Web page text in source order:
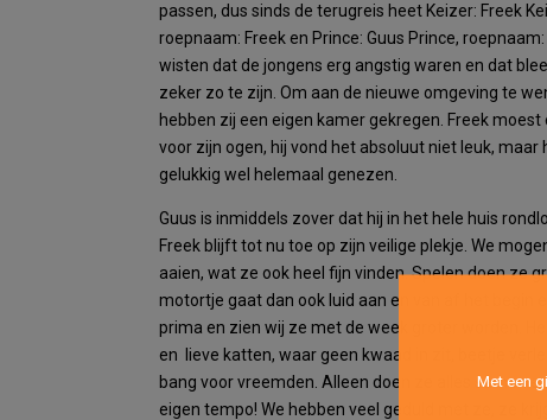
passen, dus sinds de terugreis heet Keizer: Freek
roepnaam: Freek en Prince: Guus Prince, roepnaam:
wisten dat de jongens erg angstig waren en dat
zeker zo te zijn. Om aan de nieuwe omgeving te
hebben zij een eigen kamer gekregen. Freek moest
voor zijn ogen, hij vond het absoluut niet leuk, maar
gelukkig wel helemaal genezen.
Guus is inmiddels zover dat hij in het hele huis
Freek blijft tot nu toe op zijn veilige plekje. We
aaien, wat ze ook heel fijn vinden. Spelen doen ze
motortje gaat dan ook luid aan en van af het begin
prima en zien wij ze met de week groter worden.
en lieve katten, waar geen kwaad in zit, beetje
bang voor vreemden. Alleen doen ze alles samen
eigen tempo! We hebben veel geduld met ze, ze
Met een